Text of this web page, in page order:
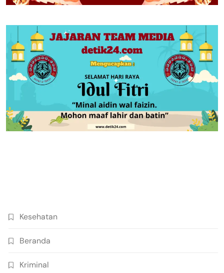
Kesehatan
Beranda
Kriminal